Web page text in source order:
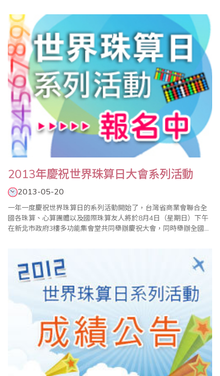
學好數學的目標。同時由於省商會的數學評鑑及競技大賽試題頗受
好評，學生及家長不斷呼籲省商會編印相關模擬試題，以提供考區
配合評鑑及比賽參加學生練習使用，在經過一..
2013年慶祝世界珠算日大會系列活動
2013-05-20
一年一度慶祝世界珠算日的系列活動開始了，台灣省商業會聯合全
國各珠算、心算團體以及國際珠算友人將於8月4日（星期日）下午
在新北市政府3樓多功能集會堂共同舉辦慶祝大會，同時舉辦全國珠
力，對年長者也有健腦、教育、樂活的功能，希望各界能多提供高
齡學習或珠算對於醫..